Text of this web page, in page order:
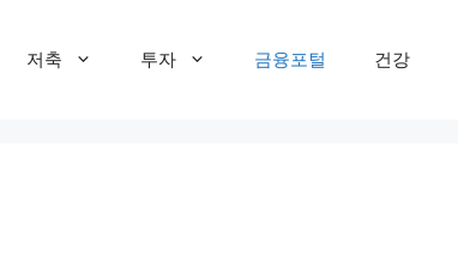
저축 투자 금융포털 건강